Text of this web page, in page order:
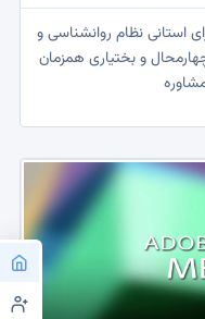
استانی نظام روانشناسی و
و بختیاری همزمان